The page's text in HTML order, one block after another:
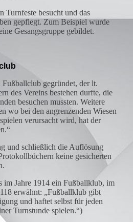
Turnfeste besucht und das
gepflegt. Zum Beispiel wurde
Gesangsgruppe gebildet.
gegründet, der lt.
des Vereins bestehen durfte, die
besuchen mussten. Weitere
wo bei den angrenzenden Wiesen
verursacht wird, hat der
und schließlich die Auflösung
keine gesicherten
im Jahre 1914 ein Fußballklub, im
erwähnt: „Fußballklub gibt
und haftet selbst für jeden
Turnstunde spielen.“)